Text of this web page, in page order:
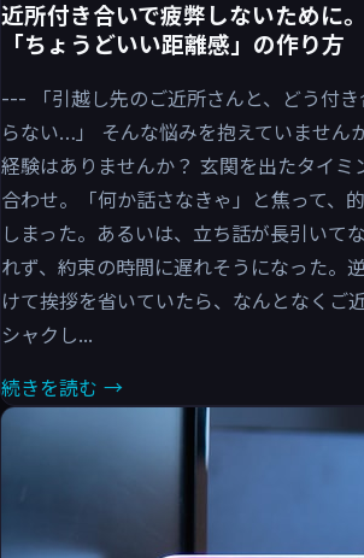
近所付き合いで疲弊しないために
「ちょうどいい距離感」の作り方
--- 「引越し先のご近所さんと、どう付
らない…」 そんな悩みを抱えていません
経験はありませんか？ 玄関を出たタイミ
合わせ。「何か話さなきゃ」と焦って、
しまった。あるいは、立ち話が長引いて
れず、約束の時間に遅れそうになった。
けて挨拶を省いていたら、なんとなくご
シャクし...
続きを読む →